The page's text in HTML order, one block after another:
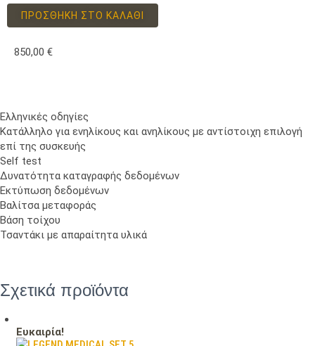
ΠΡΟΣΘΉΚΗ ΣΤΟ ΚΑΛΆΘΙ
850,00 €
Ελληνικές οδηγίες
Κατάλληλο για ενηλίκους και ανηλίκους με αντίστοιχη επιλογή
επί της συσκευής
Self test
Δυνατότητα καταγραφής δεδομένων
Εκτύπωση δεδομένων
Βαλίτσα μεταφοράς
Βάση τοίχου
Τσαντάκι με απαραίτητα υλικά
Σχετικά προϊόντα
Ευκαιρία!